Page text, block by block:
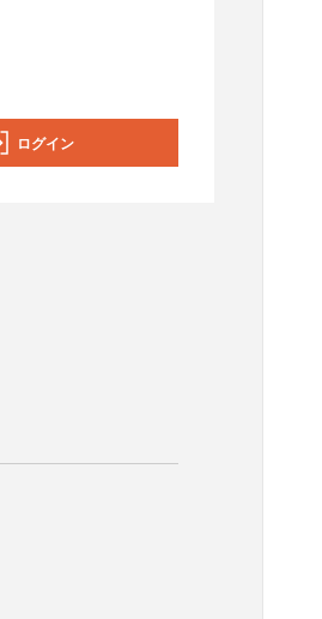
ログイン